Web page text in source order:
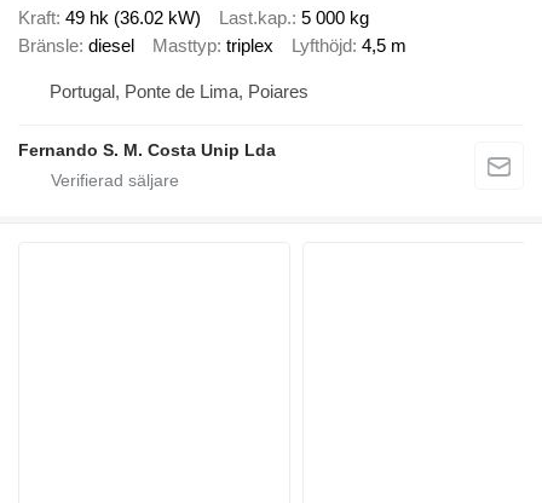
Kraft 49 hk (36.02 kW) Last.kap. 5 000 kg
Bränsle diesel Masttyp triplex Lyfthöjd 4,5 m
Portugal, Ponte de Lima, Poiares
Fernando S. M. Costa Unip Lda